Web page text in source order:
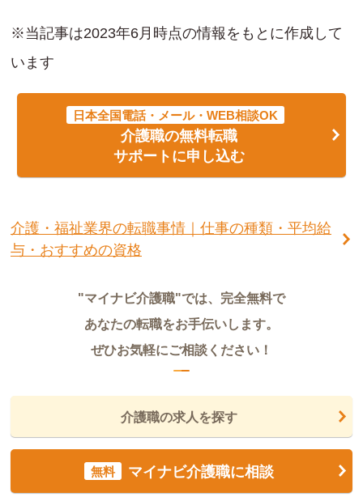
※当記事は2023年6月時点の情報をもとに作成して
います
日本全国電話・メール・WEB相談OK
介護職の無料転職
サポートに申し込む
介護・福祉業界の転職事情｜仕事の種類・平均給
与・おすすめの資格
"マイナビ介護職"では、完全無料で
あなたの転職をお手伝いします。
ぜひお気軽にご相談ください！
介護職の求人を探す
無料 マイナビ介護職に相談